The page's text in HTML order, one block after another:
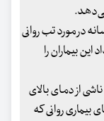
می‌دهد.
در مورد تب روانی
بیماران را
از دمای بالای
بیماری روانی که